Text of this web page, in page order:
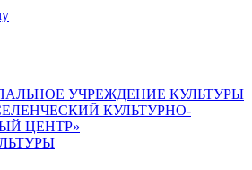
УЧРЕЖДЕНИЕ КУЛЬТУРЫ
КУЛЬТУРНО-
ЦЕНТР»